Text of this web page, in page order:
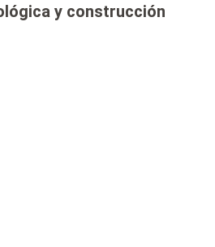
y construcción